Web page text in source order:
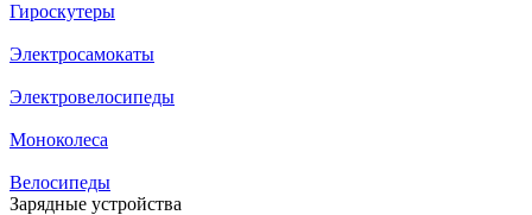
Гироскутеры
Электросамокаты
Электровелосипеды
Моноколеса
Велосипеды
Зарядные устройства